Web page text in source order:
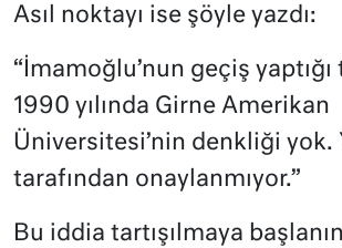
Asıl noktayı ise şöyle yazdı:
“İmamoğlu’nun geçiş
1990 yılında Girne Amerikan
Üniversitesi’nin denkliği yok.
tarafından onaylanmıyor.”
Bu iddia tartışılmaya